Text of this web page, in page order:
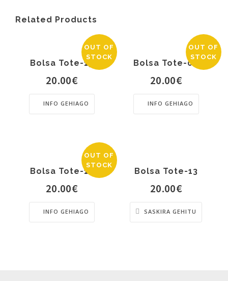
Related Products
OUT OF
STOCK
Bolsa Tote-15
20.00€
INFO GEHIAGO
OUT OF
STOCK
Bolsa Tote-08
20.00€
INFO GEHIAGO
OUT OF
STOCK
Bolsa Tote-12
20.00€
INFO GEHIAGO
Bolsa Tote-13
20.00€
SASKIRA GEHITU